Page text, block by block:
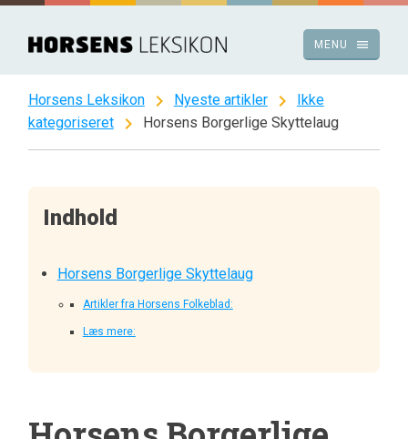
Spring
indhold
menu
MENU
Horsens Leksikon chevron_right Nyeste artikler chevron_right
Ikke
kategoriseret
chevron_right Horsens Borgerlige Skyttelaug
Indhold
Horsens Borgerlige Skyttelaug
Artikler fra Horsens Folkeblad:
Læs mere: